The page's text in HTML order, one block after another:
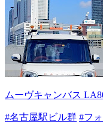
ムーヴキャンバス
#名古屋駅ビル群 #フ